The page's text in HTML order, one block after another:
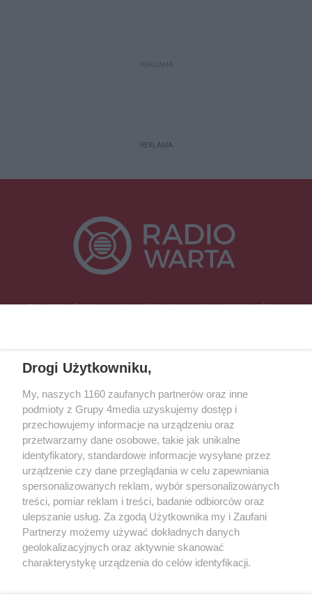
REKLAMA
REKLAMA
Specjalnie dla Was postanowiliśmy stworzyć rozgłośnię radiową
Śrem, Jarocin, Gniezno, Ostrów Wlkp.).
Kontakt Reklama Patronat
Dane firmowe
Regulamin serwisu i ogłoszeń drobnych
Regulamin konkursów
Polityka prywatności
Przetwarzanie danych osobowych
Zapisz się do newslettera
Dołącz do grona ludzi najlepiej poinformowanych!
Zapisz się »
Drogi Użytkowniku,
My, naszych 1160 zaufanych partnerów oraz inne
podmioty z Grupy 4media uzyskujemy dostęp i
przechowujemy informacje na urządzeniu oraz
przetwarzamy dane osobowe, takie jak unikalne
identyfikatory, standardowe informacje wysyłane przez
urządzenie czy dane przeglądania w celu zapewniania
spersonalizowanych reklam, wybór spersonalizowanych
treści, pomiar reklam i treści, badanie odbiorców oraz
ulepszanie usług. Za zgodą Użytkownika my i Zaufani
Partnerzy możemy używać dokładnych danych
geolokalizacyjnych oraz aktywnie skanować
charakterystykę urządzenia do celów identyfikacji.